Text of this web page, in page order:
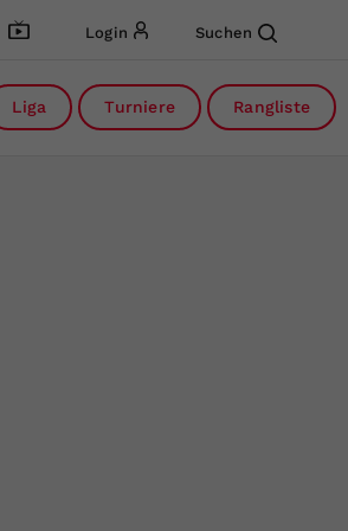
Login Suchen
Liga Turniere Rangliste